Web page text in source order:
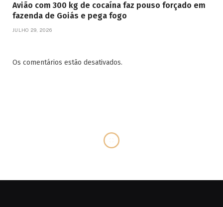
Avião com 300 kg de cocaína faz pouso forçado em
fazenda de Goiás e pega fogo
JULHO 29, 2026
Os comentários estão desativados.